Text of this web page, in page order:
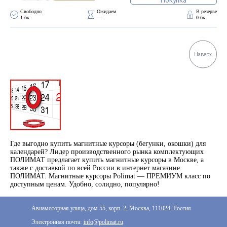
Свободно
1 бк
Ожидаем
—
В резерве
0 бк
Наверх
Где выгодно купить магнитные курсоры (бегунки, окошки) для
календарей? Лидер производственного рынка комплектующих
ПОЛИМАТ предлагает купить магнитные курсоры в Москве, а
также с доставкой по всей России в интернет магазине
ПОЛИМАТ. Магнитные курсоры Polimat — ПРЕМИУМ класс по
доступным ценам. Удобно, солидно, популярно!
Авиамоторная улица, дом 55, корп. 2, Москва, 111024, Россия
Электронная почта: info@polimat.ru